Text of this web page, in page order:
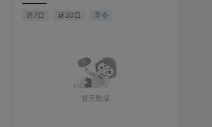
近7日 近30日 至今
暂无数据